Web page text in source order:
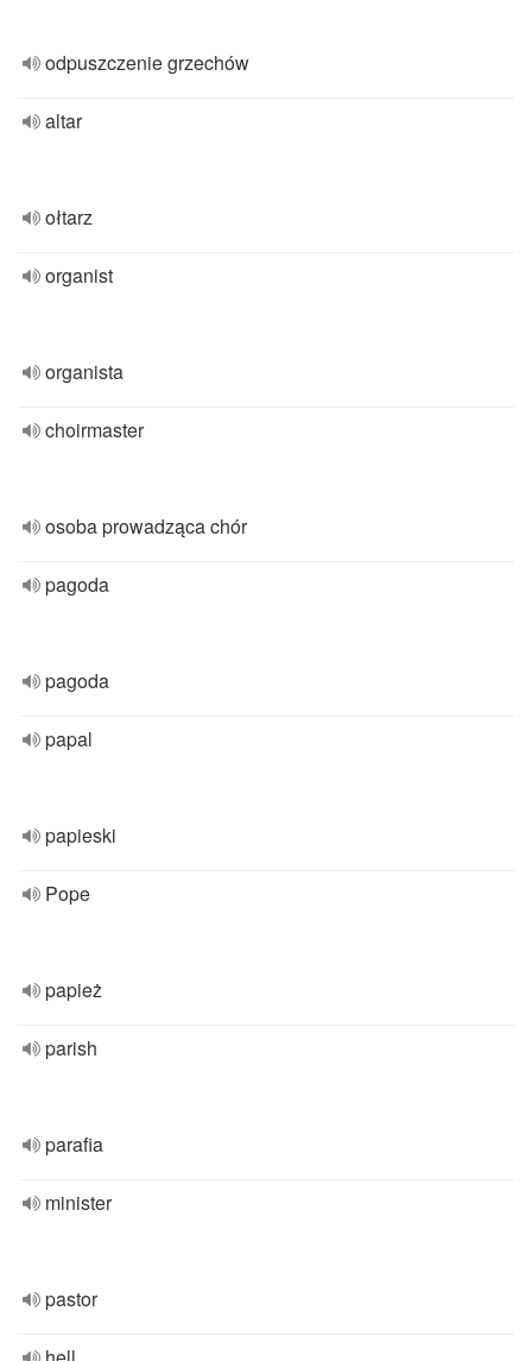
odpuszczenie grzechów
altar
ołtarz
organist
organista
choirmaster
osoba prowadząca chór
pagoda
pagoda
papal
papieski
Pope
papież
parish
parafia
minister
pastor